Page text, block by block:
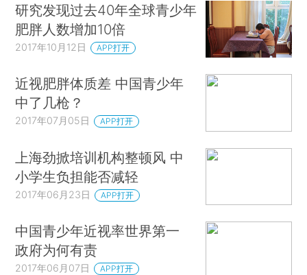
研究发现过去40年全球青少年
肥胖人数增加10倍
2017年10月12日 APP打开
近视肥胖体质差 中国青少年
中了几枪？
2017年07月05日 APP打开
上海劲掀培训机构整顿风 中
小学生负担能否减轻
2017年06月23日 APP打开
中国青少年近视率世界第一
政府为何有责
2017年06月07日 APP打开